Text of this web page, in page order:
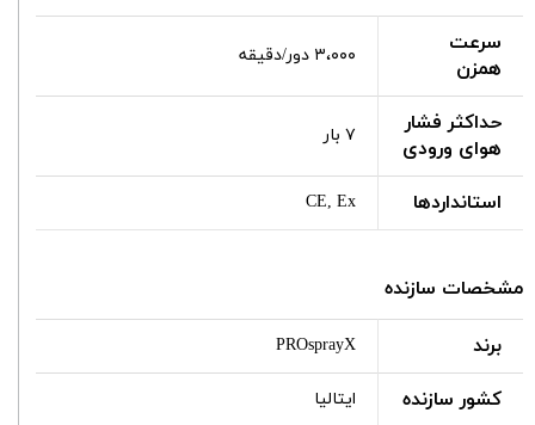
سرعت
همزن
۳،۰۰۰ دور/دقیقه
حداکثر فشار
هوای ورودی
۷ بار
استانداردها CE, Ex
مشخصات سازنده
برند PROsprayX
کشور سازنده ایتالیا